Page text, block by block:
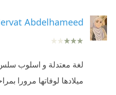
Abdelhameed
لغة معتدلة و اسلوب
ميلادها لوفاتها مرورا